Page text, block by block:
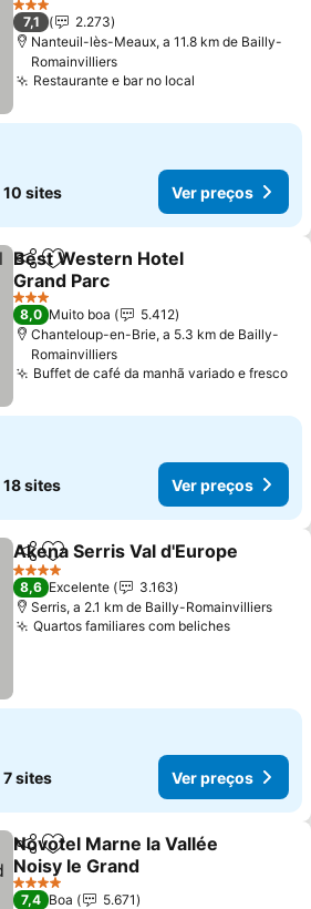
3 Estrelas
7,1
2.273
Nanteuil-lès-Meaux, a 11.8 km de Bailly-
Romainvilliers
Restaurante e bar no local
10 sites Ver preços
PartilharAdicionar aos favoritos
Best Western Hotel
Grand Parc
3 Estrelas
8,0 Muito boa
5.412
Chanteloup-en-Brie, a 5.3 km de Bailly-
Romainvilliers
Buffet de café da manhã variado e fresco
18 sites Ver preços
PartilharAdicionar aos favoritos
Akena Serris Val d'Europe
4 Estrelas
8,6 Excelente
3.163
Serris, a 2.1 km de Bailly-Romainvilliers
Quartos familiares com beliches
7 sites Ver preços
PartilharAdicionar aos favoritos
Novotel Marne la Vallée
Noisy le Grand
4 Estrelas
7,4 Boa
5.671